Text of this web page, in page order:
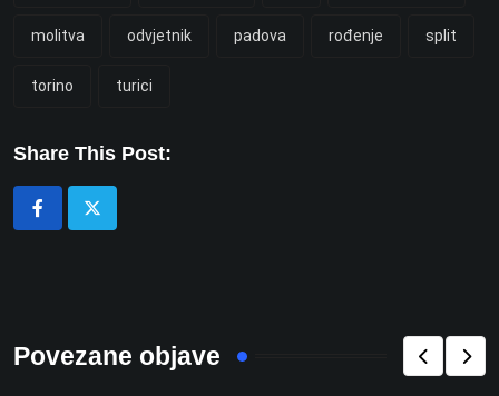
molitva odvjetnik padova rođenje split
torino turici
Share This Post:
Povezane objave